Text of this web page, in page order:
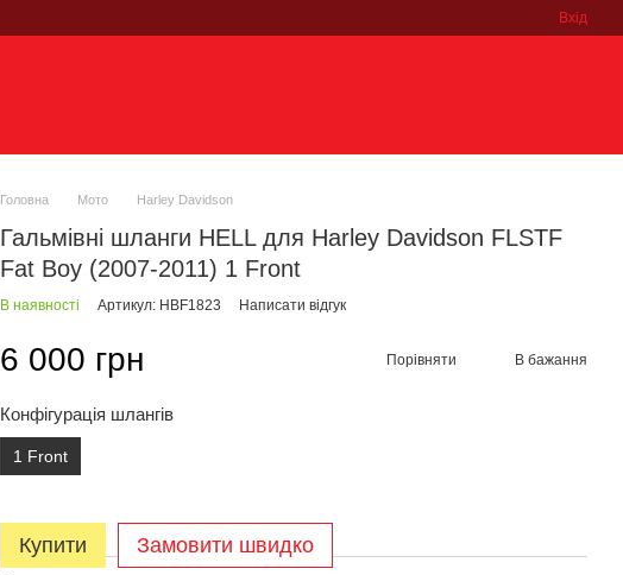
Вхід
Головна Мото Harley Davidson
Гальмівні шланги HELL для Harley Davidson FLSTF
Fat Boy (2007-2011) 1 Front
В наявності Артикул: HBF1823 Написати відгук
6 000 грн Порівняти В бажання
Конфігурація шлангів
1 Front
Купити Замовити швидко